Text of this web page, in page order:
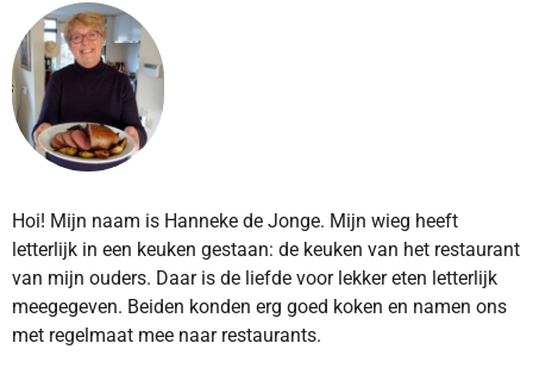
Hoi! Mijn naam is Hanneke de Jonge. Mijn wieg heeft
letterlijk in een keuken gestaan: de keuken van het restaurant
van mijn ouders. Daar is de liefde voor lekker eten letterlijk
meegegeven. Beiden konden erg goed koken en namen ons
met regelmaat mee naar restaurants.